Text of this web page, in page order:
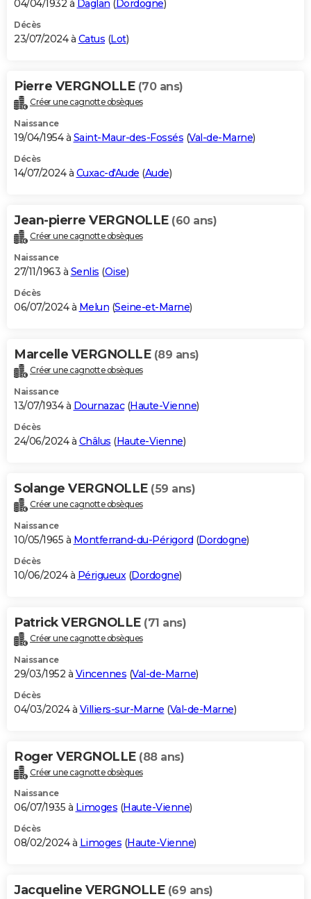
04/04/1932 à Daglan ( Dordogne)
Décès
23/07/2024 à Catus (Lot)
Pierre VERGNOLLE (70 ans)
Créer une cagnotte obsèques
Naissance
19/04/1954 à Saint-Maur-des-Fossés (Val-de-Marne)
Décès
14/07/2024 à Cuxac-d'Aude (Aude)
Jean-pierre VERGNOLLE (60 ans)
Créer une cagnotte obsèques
Naissance
27/11/1963 à Senlis (Oise)
Décès
06/07/2024 à Melun (Seine-et-Marne)
Marcelle VERGNOLLE (89 ans)
Créer une cagnotte obsèques
Naissance
13/07/1934 à Dournazac(Haute-Vienne)
Décès
24/06/2024 à Châlus (Haute-Vienne)
Solange VERGNOLLE (59 ans)
Créer une cagnotte obsèques
Naissance
10/05/1965 à Montferrand-du-Périgord (Dordogne)
Décès
10/06/2024 à Périgueux(Dordogne)
Patrick VERGNOLLE (71 ans)
Créer une cagnotte obsèques
Naissance
29/03/1952 à Vincennes (Val-de-Marne)
Décès
04/03/2024 à Villiers-sur-Marne (Val-de-Marne)
Roger VERGNOLLE (88 ans)
Créer une cagnotte obsèques
Naissance
06/07/1935 à Limoges (Haute-Vienne)
Décès
08/02/2024 à Limoges (Haute-Vienne)
Jacqueline VERGNOLLE (69 ans)